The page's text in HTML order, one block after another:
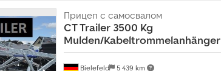
Bielefeld 5 439 km
Прицеп с самосвалом
CT Trailer 3500 Kg
Mulden/Kabeltrommelanhänger